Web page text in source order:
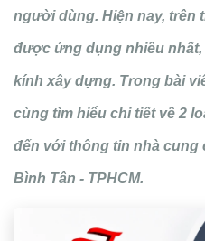
người dùng. Hiện nay, trên
được ứng dụng nhiều
kính xây dựng. Trong bài
cùng tìm hiểu chi tiết về 2
đến với thông tin nhà cung
Bình Tân - TPHCM.